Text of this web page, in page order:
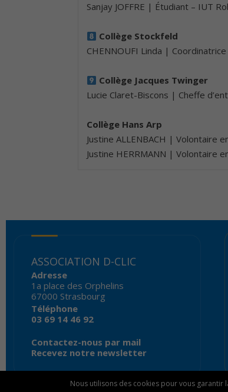
Sanjay JOFFRE | Étudiant – IUT
Collège Stockfeld
CHENNOUFI Linda |
Collège Jacques Twinger
Lucie Claret-Biscons | Cheffe
Collège Hans Arp
Justine ALLENBACH | Volontaire
Justine HERRMANN | Volontaire
ASSOCIATION D-CLIC
Adresse
1a place des Orphelins
67000 Strasbourg
Téléphone
03 69 14 46 92
Contactez-nous par mail
Recevez notre newsletter
© 2026 Association D-Clic |Mentions légales
Nous utilisons des cookies pour vous garantir